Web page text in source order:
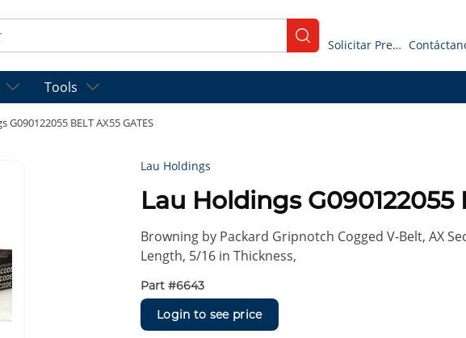
submit search
Solicitar Presupuesto
Tools
G090122055 BELT AX55 GATES
Lau Holdings
Lau Holdings G090122055
Browning by Packard Gripnotch Cogged V-Belt, AX
Length, 5/16 in Thickness,
Part #6643
Login to see price